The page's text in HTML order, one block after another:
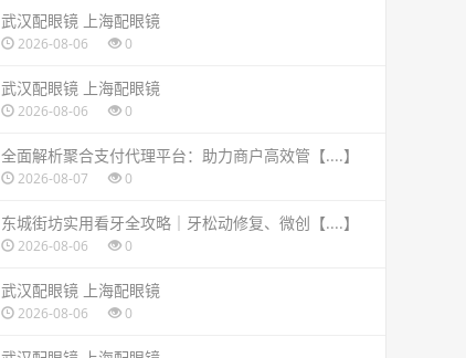
武汉配眼镜 上海配眼镜
2026-08-06 0
武汉配眼镜 上海配眼镜
2026-08-06 0
全面解析聚合支付代理平台：助力商户高效管【....】
2026-08-07 0
东城街坊实用看牙全攻略｜牙松动修复、微创【....】
2026-08-06 0
武汉配眼镜 上海配眼镜
2026-08-06 0